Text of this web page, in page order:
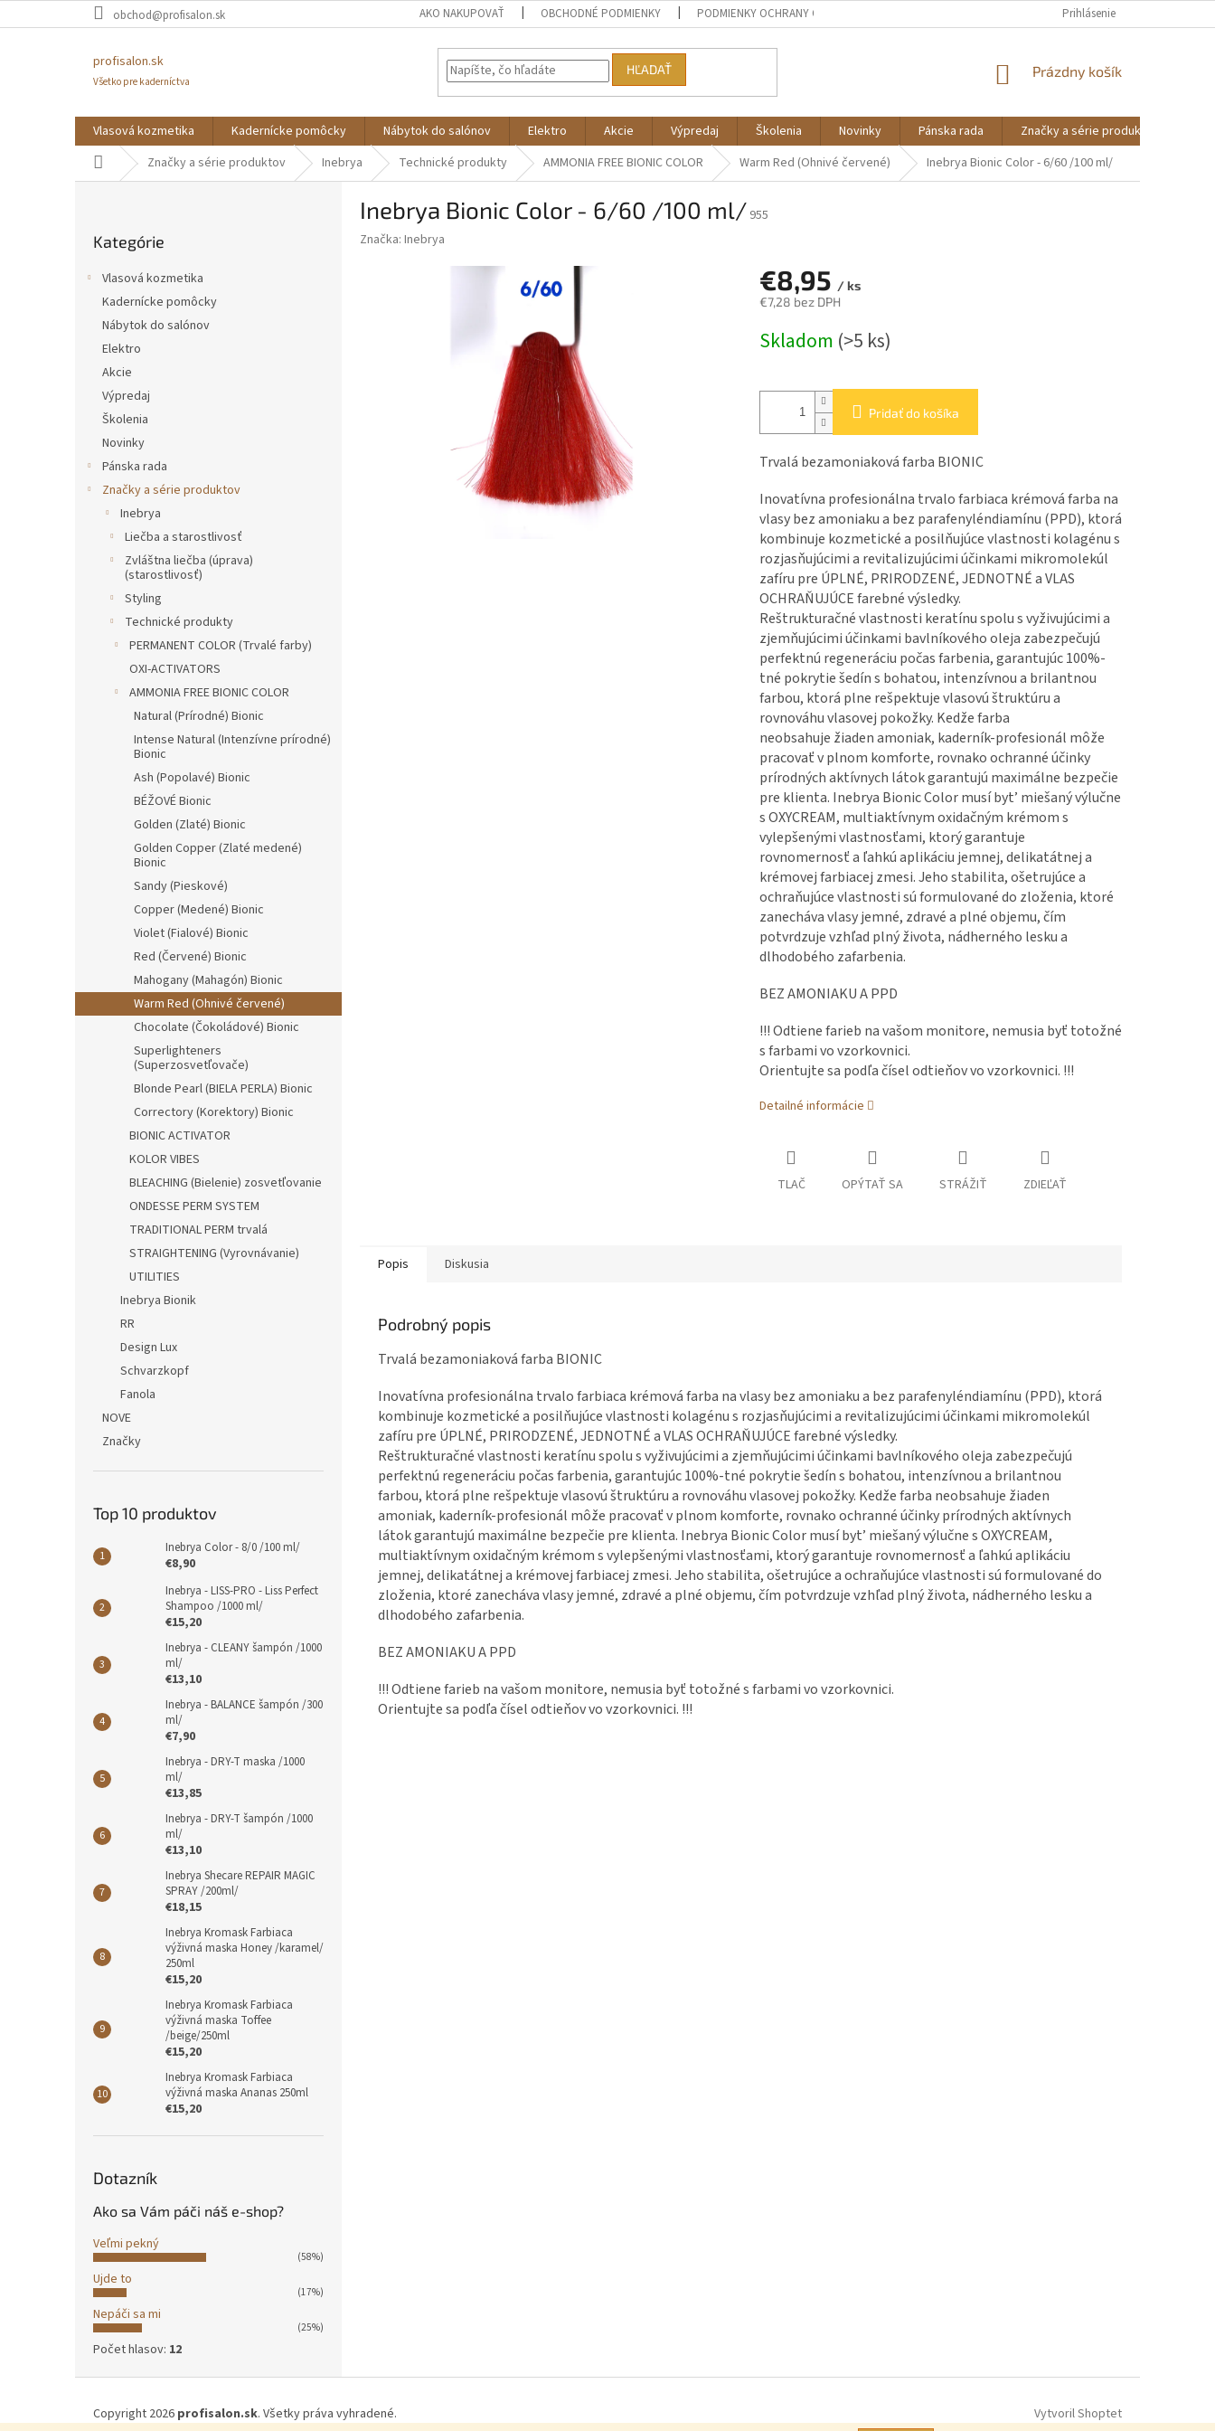
na
obchod@profisalon.sk AKO NAKUPOVAŤ OBCHODNÉ PODMIENKY PODMIENKY OCHRANY OSOBNÝCH ÚDAJOV Prihlásenie
profisalon.sk
Všetko pre kaderníctva
HĽADAŤ
NÁKUPNÝ
Prázdny košík
Vlasová kozmetika Kadernícke pomôcky Nábytok do salónov Elektro Akcie Výpredaj Školenia Novinky Pánska rada Značky a série produktov
Domov Značky a série produktov Inebrya Technické produkty AMMONIA FREE BIONIC COLOR Warm Red (Ohnivé červené) Inebrya Bionic Color - 6/60 /100 ml/
kategórie
Kategórie
Vlasová kozmetika
Kadernícke pomôcky
Nábytok do salónov
Elektro
Akcie
Výpredaj
Školenia
Novinky
Pánska rada
Značky a série produktov
Inebrya
Liečba a starostlivosť
Zvláštna liečba (úprava)
(starostlivosť)
Styling
Technické produkty
PERMANENT COLOR (Trvalé farby)
OXI-ACTIVATORS
AMMONIA FREE BIONIC COLOR
Natural (Prírodné) Bionic
Intense Natural (Intenzívne prírodné)
Bionic
Ash (Popolavé) Bionic
BÉŽOVÉ Bionic
Golden (Zlaté) Bionic
Golden Copper (Zlaté medené)
Bionic
Sandy (Pieskové)
Copper (Medené) Bionic
Violet (Fialové) Bionic
Red (Červené) Bionic
Mahogany (Mahagón) Bionic
Warm Red (Ohnivé červené)
Chocolate (Čokoládové) Bionic
Superlighteners
(Superzosvetľovače)
Blonde Pearl (BIELA PERLA) Bionic
Correctory (Korektory) Bionic
BIONIC ACTIVATOR
KOLOR VIBES
BLEACHING (Bielenie) zosvetľovanie
ONDESSE PERM SYSTEM
TRADITIONAL PERM trvalá
STRAIGHTENING (Vyrovnávanie)
UTILITIES
Inebrya Bionik
RR
Design Lux
Schvarzkopf
Fanola
NOVE
Značky
Top 10 produktov
Inebrya Color - 8/0 /100 ml/
€8,90
Inebrya - LISS-PRO - Liss Perfect
Shampoo /1000 ml/
€15,20
Inebrya - CLEANY šampón /1000
ml/
€13,10
Inebrya - BALANCE šampón /300
ml/
€7,90
Inebrya - DRY-T maska /1000
ml/
€13,85
Inebrya - DRY-T šampón /1000
ml/
€13,10
Inebrya Shecare REPAIR MAGIC
SPRAY /200ml/
€18,15
Inebrya Kromask Farbiaca
výživná maska Honey /karamel/
250ml
€15,20
Inebrya Kromask Farbiaca
výživná maska Toffee
/beige/250ml
€15,20
Inebrya Kromask Farbiaca
výživná maska Ananas 250ml
€15,20
Dotazník
Ako sa Vám páči náš e-shop?
Veľmi pekný
(58%)
Ujde to
(17%)
Nepáči sa mi
(25%)
Počet hlasov: 12
Inebrya Bionic Color - 6/60 /100 ml/ 955
Značka: Inebrya
€8,95 / ks
€7,28 bez DPH
cena:
Skladom (>5 ks)
Pridať do košíka
Trvalá bezamoniaková farba BIONIC
Inovatívna profesionálna trvalo farbiaca krémová farba na
vlasy bez amoniaku a bez parafenyléndiamínu (PPD), ktorá
kombinuje kozmetické a posilňujúce vlastnosti kolagénu s
rozjasňujúcimi a revitalizujúcimi účinkami mikromolekúl
zafíru pre ÚPLNÉ, PRIRODZENÉ, JEDNOTNÉ a VLAS
OCHRAŇUJÚCE farebné výsledky.
Reštrukturačné vlastnosti keratínu spolu s vyživujúcimi a
zjemňujúcimi účinkami bavlníkového oleja zabezpečujú
perfektnú regeneráciu počas farbenia, garantujúc 100%-
tné pokrytie šedín s bohatou, intenzívnou a brilantnou
farbou, ktorá plne rešpektuje vlasovú štruktúru a
rovnováhu vlasovej pokožky. Kedže farba
neobsahuje žiaden amoniak, kaderník-profesionál môže
pracovať v plnom komforte, rovnako ochranné účinky
prírodných aktívnych látok garantujú maximálne bezpečie
pre klienta. Inebrya Bionic Color musí byt’ miešaný výlučne
s OXYCREAM, multiaktívnym oxidačným krémom s
vylepšenými vlastnosťami, ktorý garantuje
rovnomernosť a ľahkú aplikáciu jemnej, delikatátnej a
krémovej farbiacej zmesi. Jeho stabilita, ošetrujúce a
ochraňujúce vlastnosti sú formulované do zloženia, ktoré
zanecháva vlasy jemné, zdravé a plné objemu, čím
potvrdzuje vzhľad plný života, nádherného lesku a
dlhodobého zafarbenia.
BEZ AMONIAKU A PPD
!!! Odtiene farieb na vašom monitore, nemusia byť totožné
s farbami vo vzorkovnici.
Orientujte sa podľa čísel odtieňov vo vzorkovnici. !!!
Detailné informácie
TLAČ OPÝTAŤ SA STRÁŽIŤ ZDIEĽAŤ
Popis Diskusia
Podrobný popis
Trvalá bezamoniaková farba BIONIC
Inovatívna profesionálna trvalo farbiaca krémová farba na vlasy bez amoniaku a bez parafenyléndiamínu (PPD), ktorá
kombinuje kozmetické a posilňujúce vlastnosti kolagénu s rozjasňujúcimi a revitalizujúcimi účinkami mikromolekúl
zafíru pre ÚPLNÉ, PRIRODZENÉ, JEDNOTNÉ a VLAS OCHRAŇUJÚCE farebné výsledky.
Reštrukturačné vlastnosti keratínu spolu s vyživujúcimi a zjemňujúcimi účinkami bavlníkového oleja zabezpečujú
perfektnú regeneráciu počas farbenia, garantujúc100%-tné pokrytie šedín s bohatou, intenzívnou a brilantnou
farbou, ktorá plne rešpektuje vlasovú štruktúru a rovnováhu vlasovej pokožky. Kedže farba neobsahuje žiaden
amoniak, kaderník-profesionál môže pracovať v plnom komforte, rovnako ochranné účinky prírodných aktívnych
látok garantujú maximálne bezpečie pre klienta. Inebrya Bionic Color musí byt’ miešaný výlučne s OXYCREAM,
multiaktívnym oxidačným krémom s vylepšenými vlastnosťami, ktorý garantuje rovnomernosťa ľahkú aplikáciu
jemnej, delikatátnej a krémovej farbiacej zmesi. Jeho stabilita, ošetrujúce a ochraňujúce vlastnosti sú formulované do
zloženia, ktoré zanechávavlasy jemné, zdravé a plné objemu, čím potvrdzuje vzhľad plný života, nádherného lesku a
dlhodobého zafarbenia.
BEZ AMONIAKU A PPD
!!! Odtiene farieb na vašom monitore, nemusia byť totožné s farbami vo vzorkovnici.
Orientujte sa podľa čísel odtieňov vo vzorkovnici. !!!
p
Vytvoril Shoptet
Copyright 2026 profisalon.sk. Všetky práva vyhradené.